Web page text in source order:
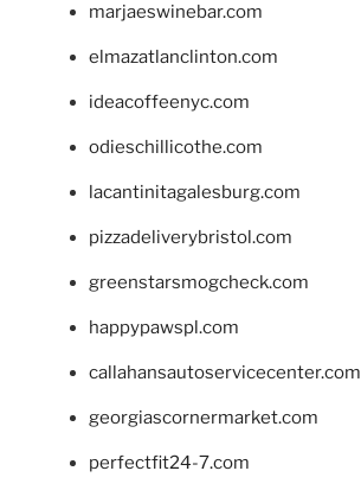
marjaeswinebar.com
elmazatlanclinton.com
ideacoffeenyc.com
odieschillicothe.com
lacantinitagalesburg.com
pizzadeliverybristol.com
greenstarsmogcheck.com
happypawspl.com
callahansautoservicecenter.com
georgiascornermarket.com
perfectfit24-7.com